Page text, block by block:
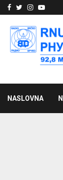
Facebook
Twitter
Instagram
NASLOVNA